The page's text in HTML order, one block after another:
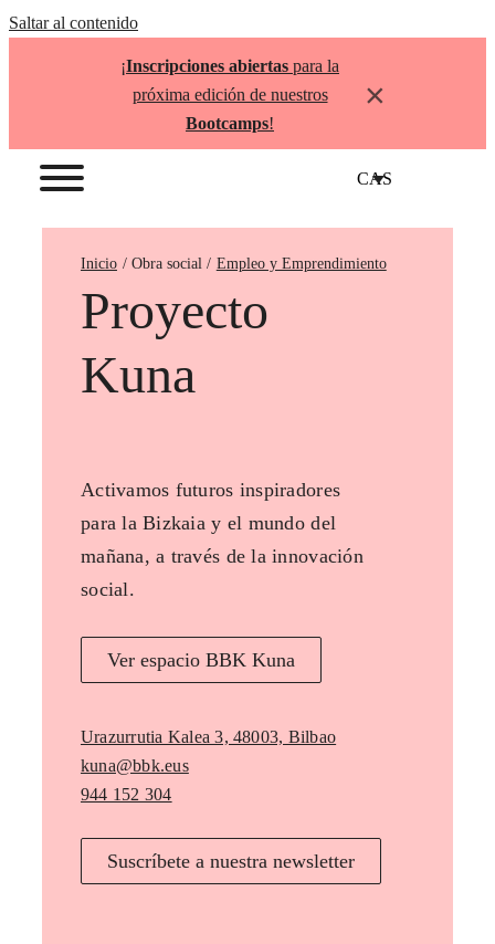
Saltar al contenido
¡Inscripciones abiertas para la
próxima edición de nuestros
Bootcamps!
×
CAS
Inicio Empleo y Emprendimiento
Proyecto
Kuna
Activamos futuros inspiradores
para la Bizkaia y el mundo del
mañana, a través de la innovación
social.
Ver espacio BBK Kuna
Urazurrutia Kalea 3, 48003, Bilbao
kuna@bbk.eus
944 152 304
Suscríbete a nuestra newsletter